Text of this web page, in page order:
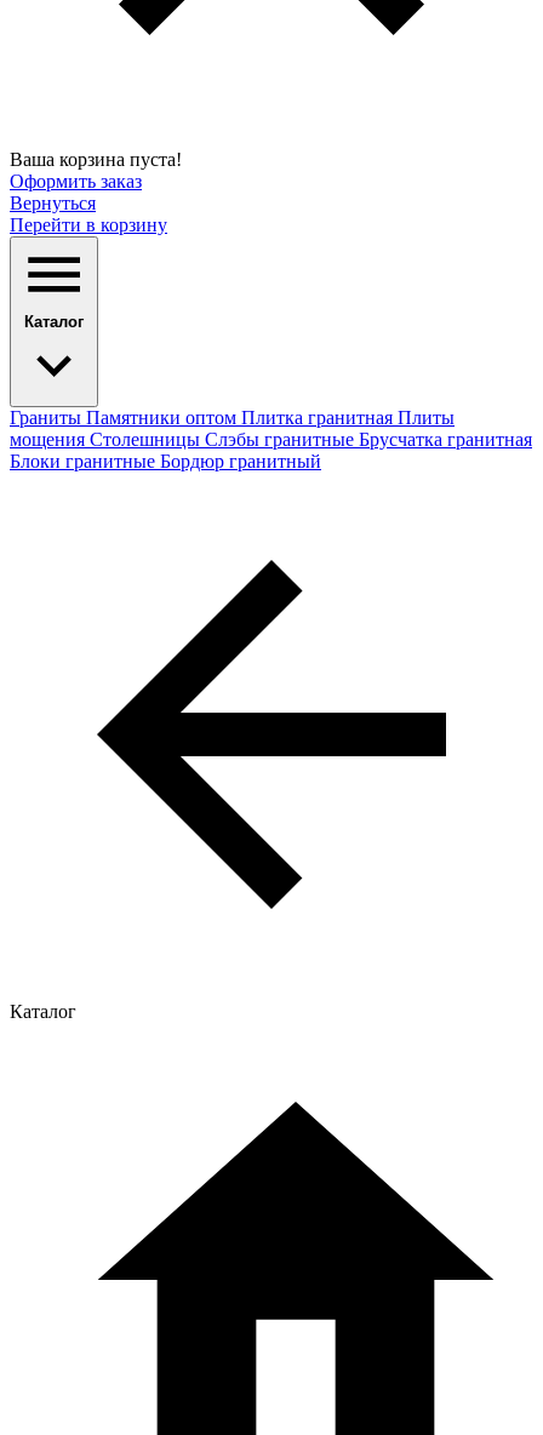
Ваша корзина пуста!
Оформить заказ
Вернуться
Перейти в корзину
Каталог
Граниты Памятники оптом Плитка гранитная Плиты
мощения Столешницы Слэбы гранитные Брусчатка гранитная
Блоки гранитные Бордюр гранитный
Каталог